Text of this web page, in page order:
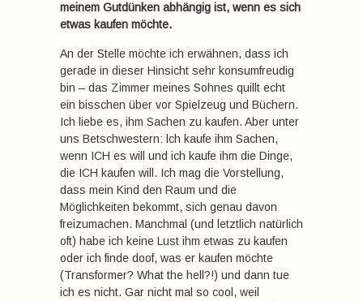
meinem Gutdünken abhängig ist, wenn es sich
etwas kaufen möchte.
An der Stelle möchte ich erwähnen, dass ich
gerade in dieser Hinsicht sehr konsumfreudig
bin – das Zimmer meines Sohnes quillt echt
ein bisschen über vor Spielzeug und Büchern.
Ich liebe es, ihm Sachen zu kaufen. Aber unter
uns Betschwestern: lch kaufe ihm Sachen,
wenn ICH es will und ich kaufe ihm die Dinge,
die ICH kaufen will. Ich mag die Vorstellung,
dass mein Kind den Raum und die
Möglichkeiten bekommt, sich genau davon
freizumachen. Manchmal (und letztlich natürlich
oft) habe ich keine Lust ihm etwas zu kaufen
oder ich finde doof, was er kaufen möchte
(Transformer? What the hell?!) und dann tue
ich es nicht. Gar nicht mal so cool, weil